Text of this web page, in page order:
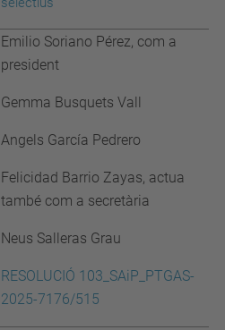
Emilio Soriano Pérez, com a
president
Gemma Busquets Vall
Angels García Pedrero
Felicidad Barrio Zayas, actua
també com a secretària
Neus Salleras Grau
RESOLUCIÓ 103_SAiP_PTGAS-
2025-7176/515